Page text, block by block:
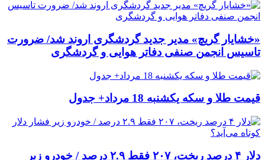
«خشایار گریچ» مدیر جدید گردشگری اروند شد/ ضرورت
تاسیس انجمن صنفی دفاتر هوایی و گردشگری
قیمت طلا و سکه یکشنبه 18 مرداد+ جدول
دلار ۴ درصد ریخت، ۲۰۷ فقط ۲.۹ درصد / خودرو زیر